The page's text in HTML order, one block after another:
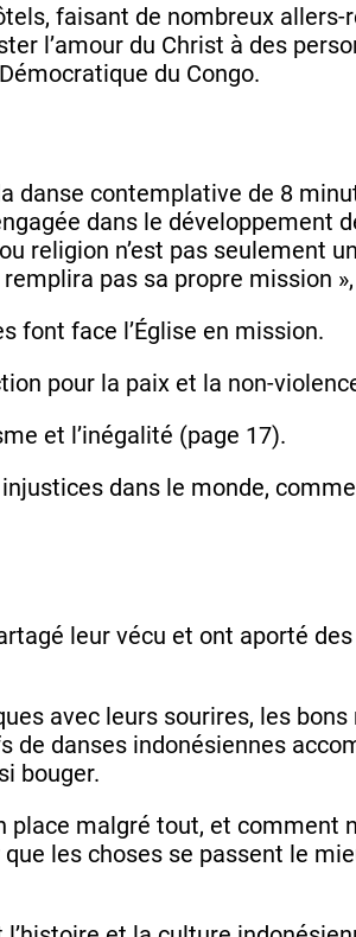
faisant de nombreux
l’amour du Christ à des
du Congo.
danse contemplative de 8
dans le
religion n’est pas seulement
pas sa propre mission
font face l’Église en mission.
pour la paix et la non-
et l’inégalité (page 17).
dans le monde,
leur vécu et ont aporté
avec leurs sourires, les
danses indonésiennes
bouger.
malgré tout, et
les choses se passent le